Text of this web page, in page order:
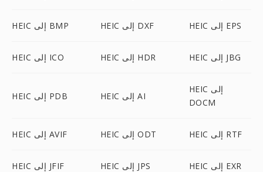
HEIC إلى BMP HEIC إلى DXF HEIC إلى EPS
HEIC إلى ICO HEIC إلى HDR HEIC إلى JBG
HEIC إلى PDB HEIC إلى AI
HEIC إلى
DOCM
HEIC إلى AVIF HEIC إلى ODT HEIC إلى RTF
HEIC إلى JFIF HEIC إلى JPS HEIC إلى EXR